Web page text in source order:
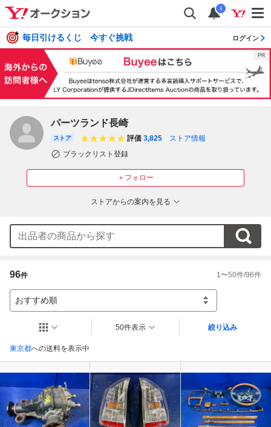
i
毎日引けるくじ 今すぐ挑戦 ログイン
パーツランド長崎
＋フォロー
ストア 評価 3,825
ストア情報
ブラックリスト登録
ストアからの案内を見る
96件 1 〜50件/96件
おすすめ順
東京都への送料を表示中
50件表示 絞り込み